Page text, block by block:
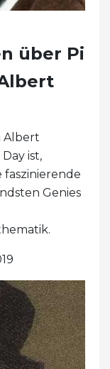
über Pi
Albert
ist,
Genies